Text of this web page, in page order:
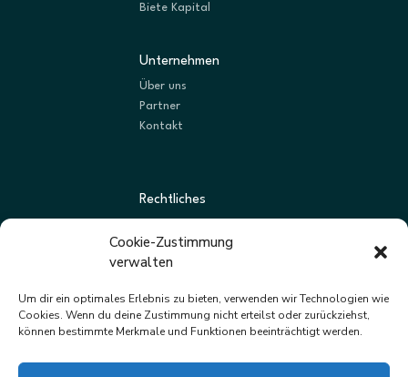
Cookie-Zustimmung
verwalten
Um dir ein optimales Erlebnis zu bieten, verwenden wir Technologien wie
Cookies. Wenn du deine Zustimmung nicht erteilst oder zurückziehst,
können bestimmte Merkmale und Funktionen beeinträchtigt werden.
Biete Kapital
Unternehmen
Über uns
Partner
Kontakt
Rechtliches
Datenschutz
Impressum
Newsletter